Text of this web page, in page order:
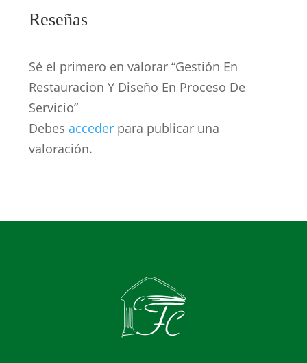
Reseñas
Sé el primero en valorar “Gestión En
Restauracion Y Diseño En Proceso De
Servicio”
Debes acceder para publicar una
valoración.